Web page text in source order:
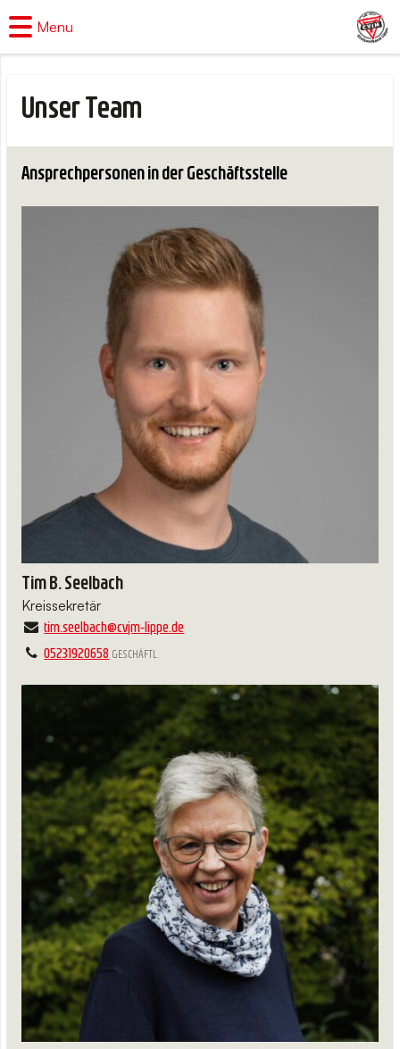
Menu
Unser Team
Ansprechpersonen in der Geschäftsstelle
Tim B. Seelbach
Kreissekretär
tim.​seelbach@​cvjm-lippe.​de
05231920658 GESCHÄFTL.